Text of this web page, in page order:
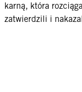
karną, która
zatwierdzili i